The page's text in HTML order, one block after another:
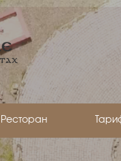
Ресторан